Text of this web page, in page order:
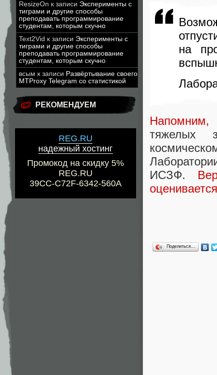
ResizeOn к записи Эксперименты с
тиграми и другие способы
преподавать программирование
студентам, которым скучно
Text2Vid к записи Эксперименты с
тиграми и другие способы
преподавать программирование
студентам, которым скучно
всым к записи Развёртывание своего
MTProxy Telegram со статистикой
РЕКОМЕНДУЕМ
REG.RU
надежный хостинг
Промокод на скидку 5%
REG.RU
39CC-C72F-6342-560A
на
тяжелых
ИСЗФ.
Поделиться…